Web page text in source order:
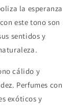
la esperanza
este tono son
sentidos y
cálido y
Perfumes con
exóticos y